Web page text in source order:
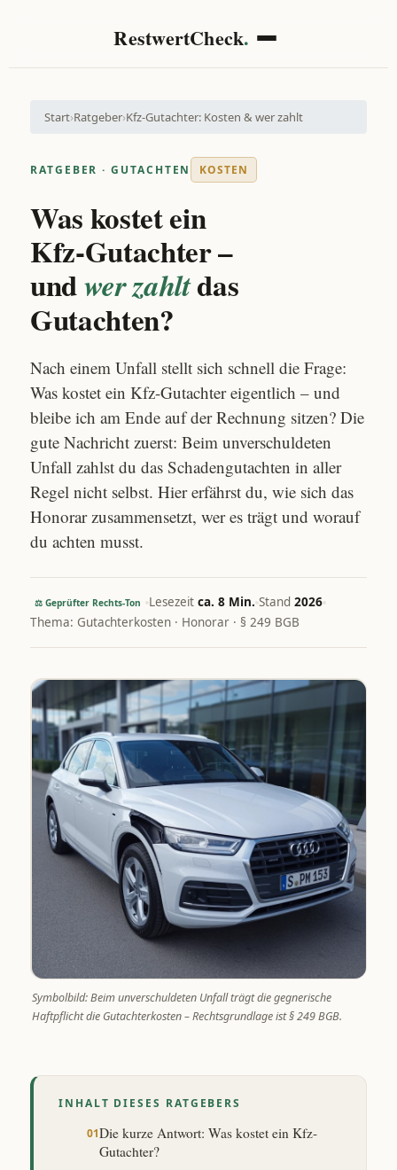
RestwertCheck.
Start›Ratgeber›Kfz-Gutachter: Kosten & wer zahlt
RATGEBER · GUTACHTEN KOSTEN
Was kostet ein
Kfz-Gutachter –
undwer zahltdas
Gutachten?
Nach einem Unfall stellt sich schnell die Frage:
Was kostet ein Kfz-Gutachter eigentlich – und
bleibe ich am Ende auf der Rechnung sitzen? Die
gute Nachricht zuerst: Beim unverschuldeten
Unfall zahlst du das Schadengutachten in aller
Regel nicht selbst. Hier erfährst du, wie sich das
Honorar zusammensetzt, wer es trägt und worauf
du achten musst.
⚖ Geprüfter Rechts-Ton Lesezeitca. 8 Min. Stand2026
Thema: Gutachterkosten · Honorar · § 249 BGB
Symbolbild: Beim unverschuldeten Unfall trägt die gegnerische
Haftpflicht die Gutachterkosten – Rechtsgrundlage ist § 249 BGB.
INHALT DIESES RATGEBERS
Die kurze Antwort: Was kostet ein Kfz-
Gutachter?